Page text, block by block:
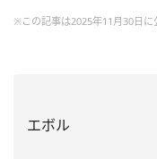
※この記事は2025年11月30日に
エボル